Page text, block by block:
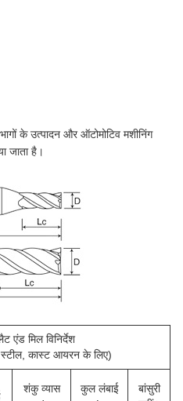
के उत्पादन और ऑटोमोटिव मशीनिंग
जाता है।
एंड मिल विनिर्देश
स्टील, कास्ट आयरन के लिए)
शंकु व्यास
कुल लंबाई
बांसुरी